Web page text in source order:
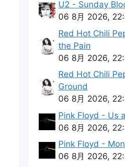
U2 - Sunday
06 8月 2026,
Red Hot Chili
the Pain
06 8月 2026,
Red Hot Chili
Ground
06 8月 2026,
Pink Floyd - Us
06 8月 2026,
Pink Floyd -
06 8月 2026,